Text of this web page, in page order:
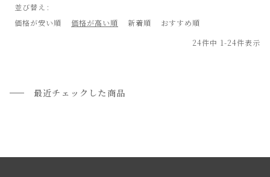
並び替え
価格が安い順
価格が高い順 新着順
おすすめ順
24件中 1-24件表示
最近チェックした商品